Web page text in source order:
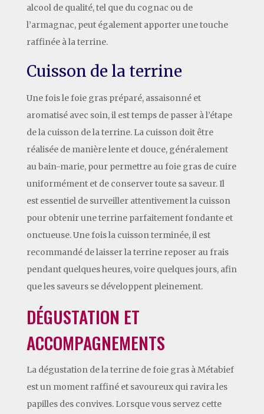
alcool de qualité, tel que du cognac ou de
l’armagnac, peut également apporter une touche
raffinée à la terrine.
Cuisson de la terrine
Une fois le foie gras préparé, assaisonné et
aromatisé avec soin, il est temps de passer à l’étape
de la cuisson de la terrine. La cuisson doit être
réalisée de manière lente et douce, généralement
au bain-marie, pour permettre au foie gras de cuire
uniformément et de conserver toute sa saveur. Il
est essentiel de surveiller attentivement la cuisson
pour obtenir une terrine parfaitement fondante et
onctueuse. Une fois la cuisson terminée, il est
recommandé de laisser la terrine reposer au frais
pendant quelques heures, voire quelques jours, afin
que les saveurs se développent pleinement.
DÉGUSTATION ET
ACCOMPAGNEMENTS
La dégustation de la terrine de foie gras à Métabief
est un moment raffiné et savoureux qui ravira les
papilles des convives. Lorsque vous servez cette